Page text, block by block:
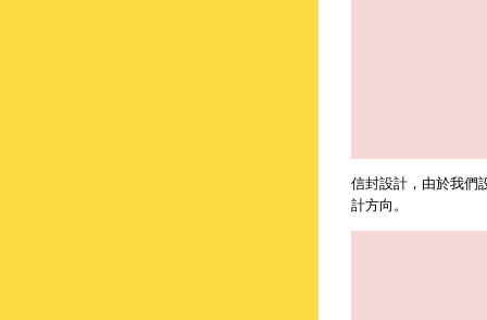
信封設計，由於我們
計方向。